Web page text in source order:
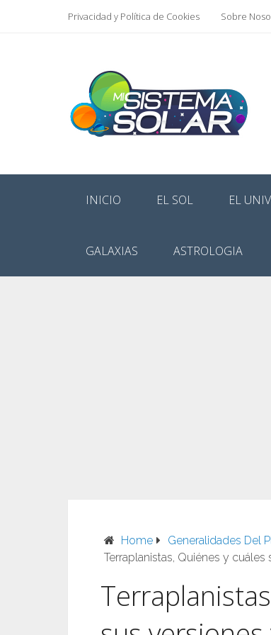
Privacidad y Política de Cookies Sobre
INICIO EL SOL EL
GALAXIAS ASTROLOGIA
Home
Generalidades Del
Terraplanistas, Quiénes y